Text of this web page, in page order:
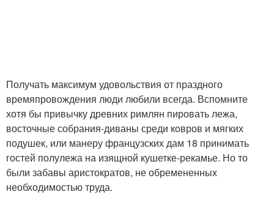
Получать максимум удовольствия от праздного
времяпровождения люди любили всегда. Вспомните
хотя бы привычку древних римлян пировать лежа,
восточные собрания-диваны среди ковров и мягких
подушек, или манеру французских дам 18 принимать
гостей полулежа на изящной кушетке-рекамье. Но то
были забавы аристократов, не обремененных
необходимостью труда.